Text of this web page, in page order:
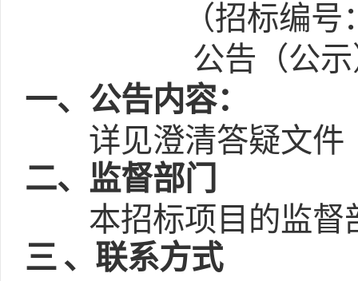
（招标编号
公告（公
一、公告内容：
详见澄清答疑文件
二、监督部门
本招标项目的监督
三 、联系方式